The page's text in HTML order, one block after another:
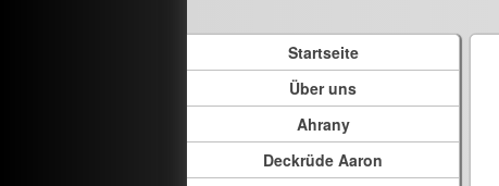
Startseite
Über uns
Ahrany
Deckrüde Aaron